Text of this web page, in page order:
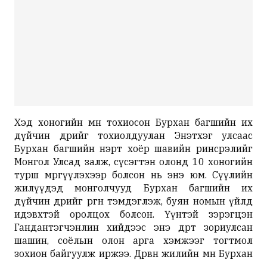
Хэд хоногийн өмнө тохиосон Бурхан багшийн их
дүйчин өдрийг тохиолдуулан Энэтхэг улсаас
Бурхан багшийн нэрт хоёр шавийн ринсрэлийг
Монгол Улсад залж, сүсэгтэн олонд 10 хоногийн
турш мөргүүлэхээр болсон нь энэ юм. Сүүлийн
жилүүдэд монголчууд Бурхан багшийн их
дүйчин өдрийг өргөн тэмдэглэж, буян номын үйлд
идэвхтэй оролцох болсон. Үүнтэй зэрэгцэн
Гандантэгчэнлин хийдээс энэ өдөрт зориулсан
шашин, соёлын олон арга хэмжээг тогтмол
зохион байгуулж иржээ. Дөрвөн жилийн өмнө Бурхан